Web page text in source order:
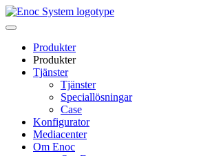
Skip
to
Produkter
Produkter
Tjänster
Tjänster
Speciallösningar
Case
Konfigurator
Mediacenter
Om Enoc